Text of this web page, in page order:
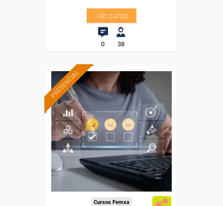
Ver curso
0 38
PRESENCIAL
Formación 100%
subvencionada.
Para desempleados,
trabajadores y autónomos
de Castilla y Leon.
Para todos los sectores.
Cursos Femxa